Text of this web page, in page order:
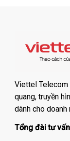
Viettel Telecom
quang, truyền
dành cho doanh
Tổng đài tư